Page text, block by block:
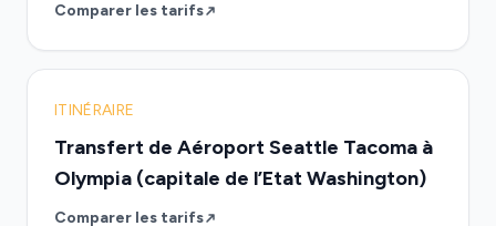
Comparer les tarifs
ITINÉRAIRE
Transfert de Aéroport Seattle Tacoma à
Olympia (capitale de l’Etat Washington)
Comparer les tarifs